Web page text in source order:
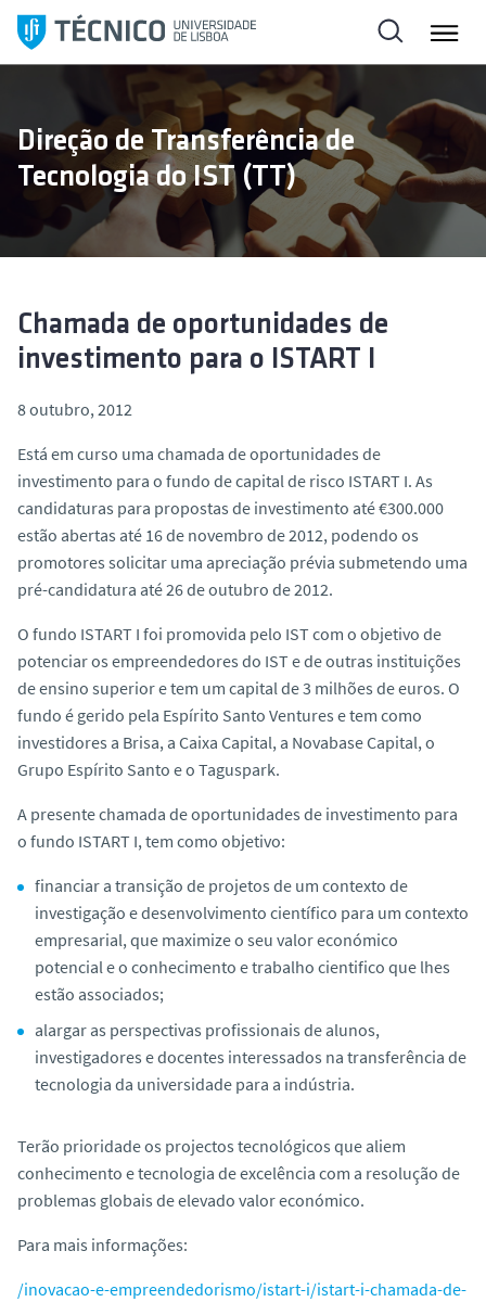
l
a
Direção de Transferência de
Tecnologia do IST (TT)
Chamada de oportunidades de
investimento para o ISTART I
8 outubro, 2012
Está em curso uma chamada de oportunidades de
investimento para o fundo de capital de risco ISTART I. As
candidaturas para propostas de investimento até €300.000
estão abertas até 16 de novembro de 2012, podendo os
promotores solicitar uma apreciação prévia submetendo uma
pré-candidatura até 26 de outubro de 2012.
O fundo ISTART I foi promovida pelo IST com o objetivo de
potenciar os empreendedores do IST e de outras instituições
de ensino superior e tem um capital de 3 milhões de euros. O
fundo é gerido pela Espírito Santo Ventures e tem como
investidores a Brisa, a Caixa Capital, a Novabase Capital, o
Grupo Espírito Santo e o Taguspark.
A presente chamada de oportunidades de investimento para
o fundo ISTART I, tem como objetivo:
financiar a transição de projetos de um contexto de
investigação e desenvolvimento científico para um contexto
empresarial, que maximize o seu valor económico
potencial e o conhecimento e trabalho cientifico que lhes
estão associados;
alargar as perspectivas profissionais de alunos,
investigadores e docentes interessados na transferência de
tecnologia da universidade para a indústria.
Terão prioridade os projectos tecnológicos que aliem
conhecimento e tecnologia de excelência com a resolução de
problemas globais de elevado valor económico.
Para mais informações:
/inovacao-e-empreendedorismo/istart-i/istart-i-chamada-de-